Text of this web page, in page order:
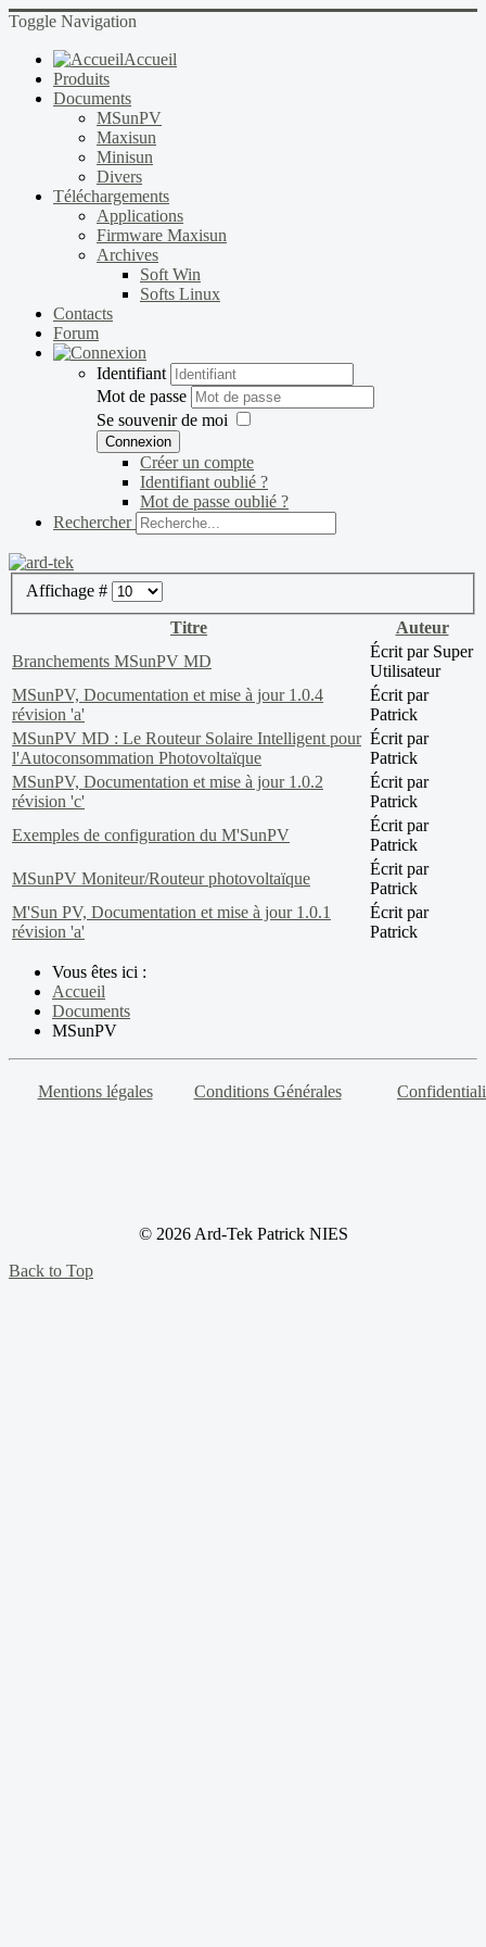
Toggle Navigation
Accueil
Produits
Documents
MSunPV
Maxisun
Minisun
Divers
Téléchargements
Applications
Firmware Maxisun
Archives
Soft Win
Softs Linux
Contacts
Forum
Identifiant
Mot de passe
Se souvenir de moi
Connexion
Créer un compte
Identifiant oublié ?
Mot de passe oublié ?
Rechercher
Affichage #
Titre
Auteur
Branchements MSunPV MD
Écrit par Super
Utilisateur
MSunPV, Documentation et mise à jour 1.0.4
révision 'a'
Écrit par
Patrick
MSunPV MD : Le Routeur Solaire Intelligent pour
l'Autoconsommation Photovoltaïque
Écrit par
Patrick
MSunPV, Documentation et mise à jour 1.0.2
révision 'c'
Écrit par
Patrick
Exemples de configuration du M'SunPV
Écrit par
Patrick
MSunPV Moniteur/Routeur photovoltaïque
Écrit par
Patrick
M'Sun PV, Documentation et mise à jour 1.0.1
révision 'a'
Écrit par
Patrick
Vous êtes ici :
Accueil
Documents
MSunPV
Mentions légales Conditions Générales
© 2026 Ard-Tek Patrick NIES
Back to Top